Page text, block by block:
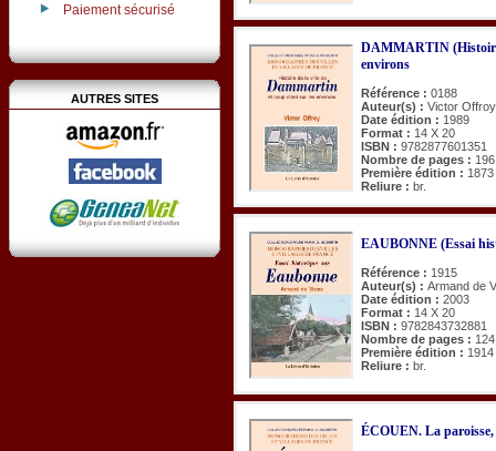
Paiement sécurisé
AUTRES SITES
DAMMARTIN
environs
Référence : 0188
Auteur(s) : Victor Offroy
Date édition : 1989
Format : 14 X 20
ISBN : 9782877601351
Nombre de pages : 196
Première édition : 1873
Reliure : br.
EAUBONNE (Essai
Référence : 1915
Auteur(s) : Armand de
Date édition : 2003
Format : 14 X 20
ISBN : 9782843732881
Nombre de pages : 124
Première édition : 1914
Reliure : br.
ÉCOUEN. La